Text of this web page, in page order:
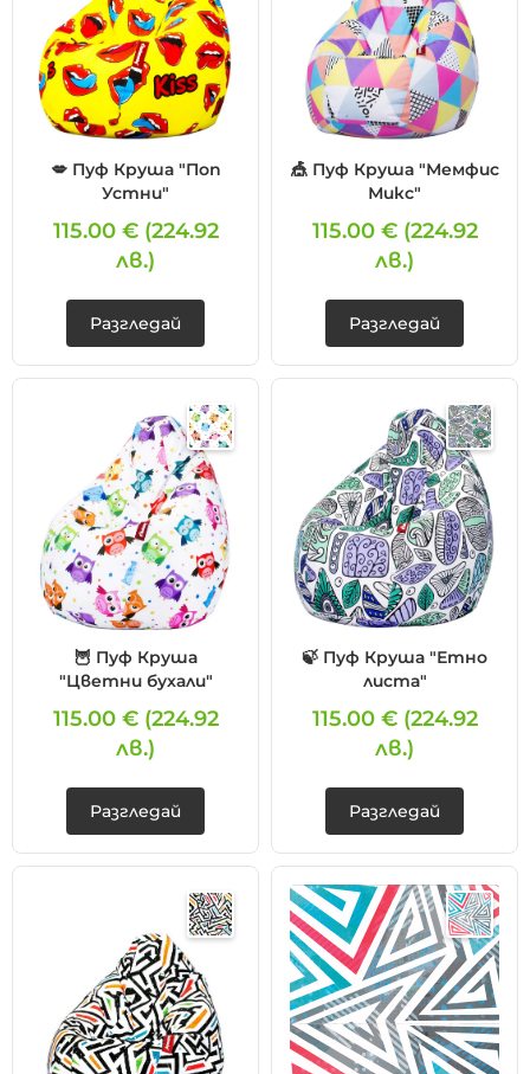
💋 Пуф Круша "Поп
Устни"
115.00 € (224.92
лв.)
Разгледай
🎪 Пуф Круша "Мемфис
Микс"
115.00 € (224.92
лв.)
Разгледай
🦉 Пуф Круша
"Цветни бухали"
115.00 € (224.92
лв.)
Разгледай
🍃 Пуф Круша "Етно
листа"
115.00 € (224.92
лв.)
Разгледай